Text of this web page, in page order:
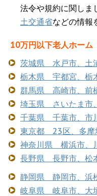
法令や規約に関しま
土交通省などの情報
10万円以下老人ホーム
茨城県 水戸市、土
栃木県 宇都宮、栃
群馬県 高崎市、前
埼玉県 さいたま市
千葉県 千葉市、市
東京都 23区、多摩
神奈川県 横浜市、
長野県 長野市、松
静岡県 静岡市、浜
岐阜県 岐阜市、大